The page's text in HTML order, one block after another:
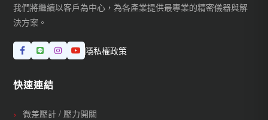
我們將繼續以客戶為中心，為各產業提供最專業的精密儀器與解
決方案。
隱私權政策
快速連結
微差壓計 / 壓力開關